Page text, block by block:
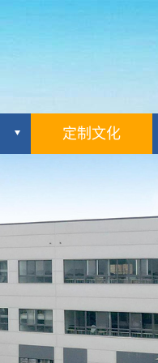
定制文化